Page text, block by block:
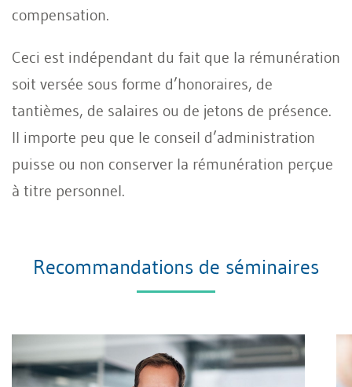
compensation.
Ceci est indépendant du fait que la rémunération
soit versée sous forme d’honoraires, de
tantièmes, de salaires ou de jetons de présence.
Il importe peu que le conseil d’administration
puisse ou non conserver la rémunération perçue
à titre personnel.
Recommandations de séminaires